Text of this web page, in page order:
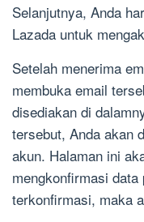
Selanjutnya, Anda
Lazada untuk
Setelah menerima
membuka email
disediakan di
tersebut, Anda akan
akun. Halaman ini
mengkonfirmasi
terkonfirmasi, maka